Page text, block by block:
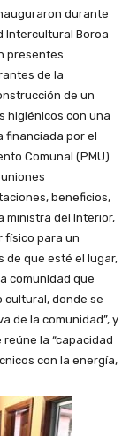
durante
Intercultural Boroa
presentes
de la
de un
higiénicos con una
financiada por el
Comunal (PMU)
beneficios,
ministra del Interior,
físico para un
de que esté el lugar,
comunidad que
cultural, donde se
de la comunidad”, y
la “capacidad
con la energía,